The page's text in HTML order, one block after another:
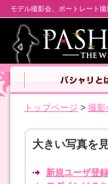
モデル撮影会、ポートレート
トップページ > 撮影
大きい写真を
新規ユーザ登